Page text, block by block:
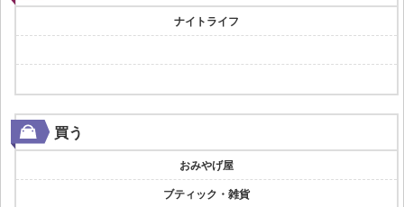
ナイトライフ
買う
おみやげ屋
ブティック・雑貨